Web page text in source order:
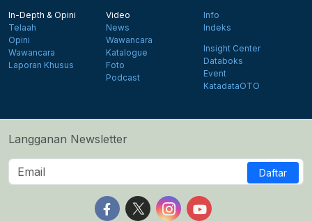
In-Depth & Opini
Telaah
Opini
Wawancara
Laporan Khusus
Video
News
Wawancara
Katalogue
Foto
Podcast
Info
Indeks
Insight Center
Databoks
Event
KatadataOTO
Langganan Newsletter
Daftar
Follow us on Facebook
Follow us on X
Follow us on Instagram
Follow us on